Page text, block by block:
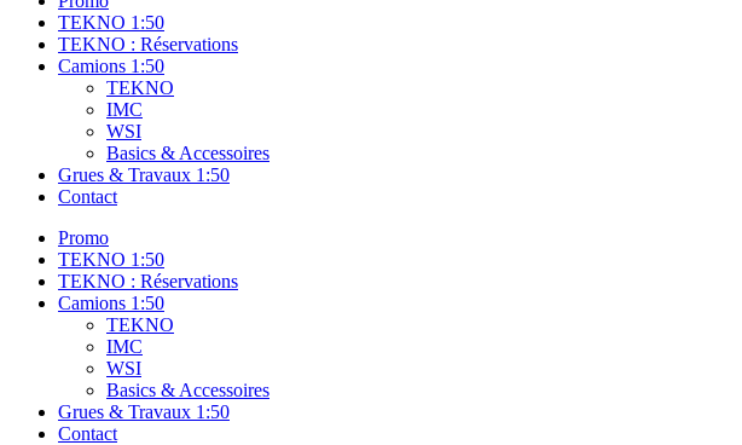
TEKNO 1:50
TEKNO : Réservations
Camions 1:50
TEKNO
IMC
WSI
Basics & Accessoires
Grues & Travaux 1:50
Contact
Promo
TEKNO 1:50
TEKNO : Réservations
Camions 1:50
TEKNO
IMC
WSI
Basics & Accessoires
Grues & Travaux 1:50
Contact